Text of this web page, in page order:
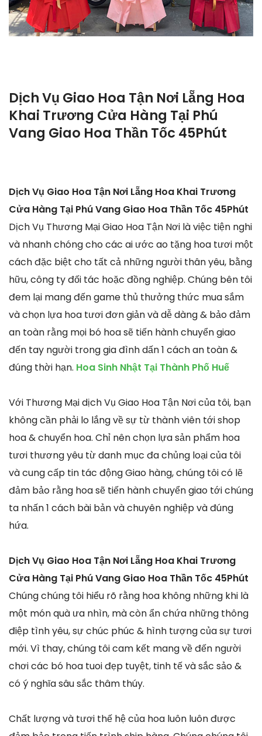
Dịch Vụ Giao Hoa Tận Nơi Lẵng Hoa
Khai Trương Cửa Hàng Tại Phú
Vang Giao Hoa Thần Tốc 45Phút
Dịch Vụ Giao Hoa Tận Nơi Lẵng Hoa Khai Trương
Cửa Hàng Tại Phú Vang Giao Hoa Thần Tốc 45Phút
Dịch Vụ Thương Mại Giao Hoa Tận Nơi là việc tiện nghi
và nhanh chóng cho các ai ước ao tặng hoa tươi một
cách đặc biệt cho tất cả những người thân yêu, bằng
hữu, công ty đối tác hoặc đồng nghiệp. Chúng bên tôi
đem lại mang đến game thủ thưởng thức mua sắm
và chọn lựa hoa tươi đơn giản và dễ dàng & bảo đảm
an toàn rằng mọi bó hoa sẽ tiến hành chuyển giao
đến tay người trong gia đình dấn 1 cách an toàn &
đúng thời hạn. Hoa Sinh Nhật Tại Thành Phố Huế
Với Thương Mại dịch Vụ Giao Hoa Tận Nơi của tôi, bạn
không cần phải lo lắng về sự từ thành viên tới shop
hoa & chuyển hoa. Chỉ nên chọn lựa sản phẩm hoa
tươi thương yêu từ danh mục đa chủng loại của tôi
và cung cấp tin tác động Giao hàng, chúng tôi có lẽ
đảm bảo rằng hoa sẽ tiến hành chuyển giao tới chúng
ta nhấn 1 cách bài bản và chuyên nghiệp và đúng
hứa.
Dịch Vụ Giao Hoa Tận Nơi Lẵng Hoa Khai Trương
Cửa Hàng Tại Phú Vang Giao Hoa Thần Tốc 45Phút
Chúng chúng tôi hiểu rõ rằng hoa không những khi là
một món quà ưa nhìn, mà còn ẩn chứa những thông
điệp tình yêu, sự chúc phúc & hình tượng của sự tươi
mới. Vì thay, chúng tôi cam kết mang về đến người
chơi các bó hoa tuoi đẹp tuyệt, tinh tế và sắc sảo &
có ý nghĩa sâu sắc thâm thúy.
Chất lượng và tươi thế hệ của hoa luôn luôn được